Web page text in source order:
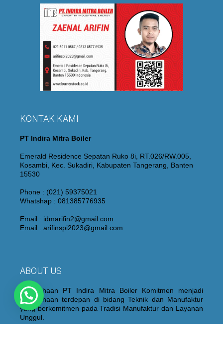
KONTAK KAMI
PT Indira Mitra Boiler
Emerald Residence Sepatan Ruko 8i, RT.026/RW.005,
Kosambi, Kec. Sukadiri, Kabupaten Tangerang, Banten
15530
Phone : (021) 59375021
Whatshap : 081385776935
Email : idmarifin2@gmail.com
Email : arifinspi2023@gmail.com
ABOUT US
Perusahaan PT Indira Mitra Boiler Komitmen menjadi
Perusahaan terdepan di bidang Teknik dan Manufaktur
yang berkomitmen pada Tradisi Manufaktur dan Layanan
Unggul.